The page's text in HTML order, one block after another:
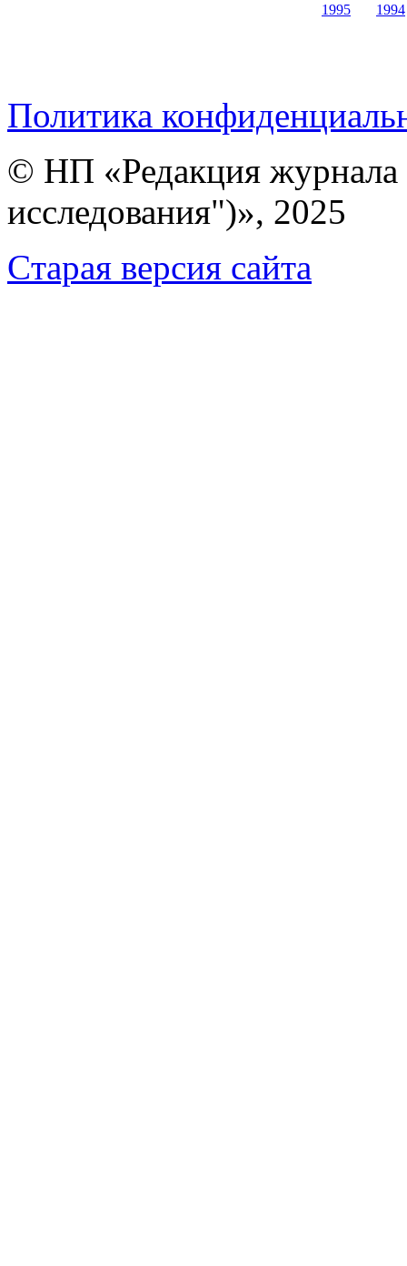
1995
1994
Политика
© НП «Редакция
исследования")», 2025
Cтарая версия сайта